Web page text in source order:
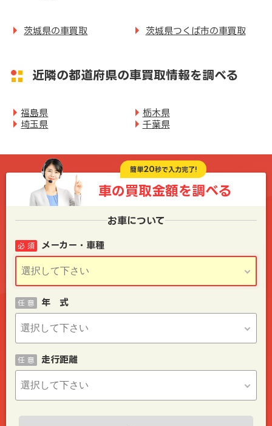
茨城県の車買取 茨城県つくば市の車買取
近隣の都道府県の車買取情報を調べる
福島県
栃木県
埼玉県
千葉県
簡単20秒で入力完了!
車の買取金額を調べる
お車について
メーカー・車種
必 須
年 式
任 意
走行距離
任 意